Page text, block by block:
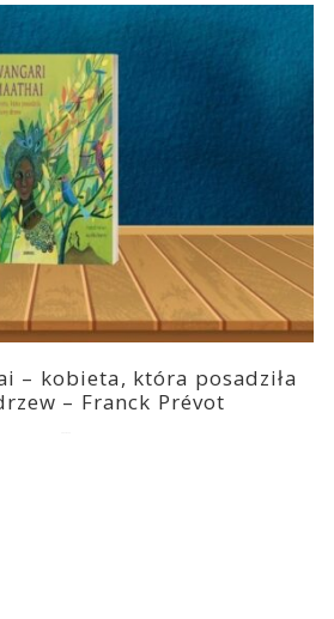
– kobieta, która posadziła
– Franck Prévot